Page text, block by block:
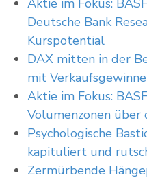
Aktie im Fokus:
Deutsche Bank
Kurspotential
DAX mitten in der
mit
Aktie im Fokus:
Volumenzonen über
Psychologische
kapituliert und
Zermürbende